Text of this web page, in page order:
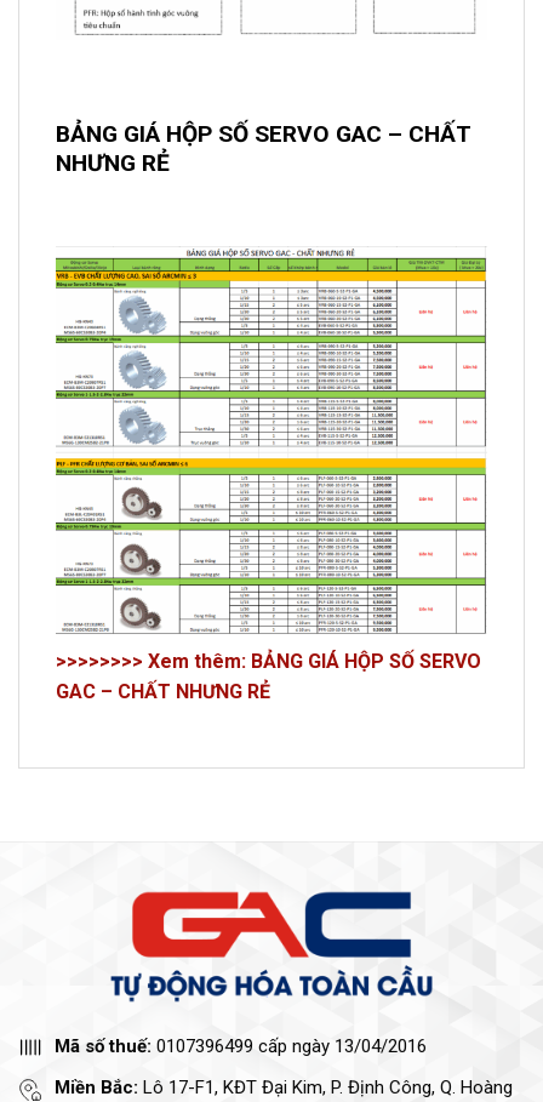
BẢNG GIÁ HỘP SỐ SERVO GAC – CHẤT
NHƯNG RẺ
>>>>>>>> Xem thêm: BẢNG GIÁ HỘP SỐ SERVO
GAC – CHẤT NHƯNG RẺ
Mã số thuế: 0107396499 cấp ngày 13/04/2016
Miền Bắc: Lô 17-F1, KĐT Đại Kim, P. Định Công, Q. Hoàng